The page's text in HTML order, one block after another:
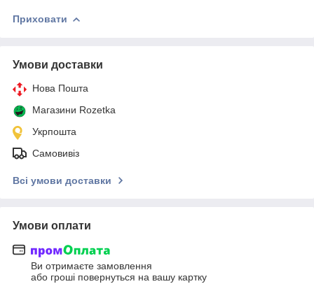
Приховати
Умови доставки
Нова Пошта
Магазини Rozetka
Укрпошта
Самовивіз
Всі умови доставки
Умови оплати
Ви отримаєте замовлення
або гроші повернуться на вашу картку